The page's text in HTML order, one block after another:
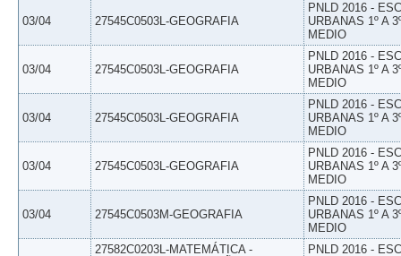
03/04 27545C0503L-GEOGRAFIA
PNLD 2016 -
URBANAS 1º A
MEDIO
03/04 27545C0503L-GEOGRAFIA
PNLD 2016 -
URBANAS 1º A
MEDIO
03/04 27545C0503L-GEOGRAFIA
PNLD 2016 -
URBANAS 1º A
MEDIO
03/04 27545C0503L-GEOGRAFIA
PNLD 2016 -
URBANAS 1º A
MEDIO
03/04 27545C0503M-GEOGRAFIA
PNLD 2016 -
URBANAS 1º A
MEDIO
27582C0203L-MATEMÁTICA -
PNLD 2016 -